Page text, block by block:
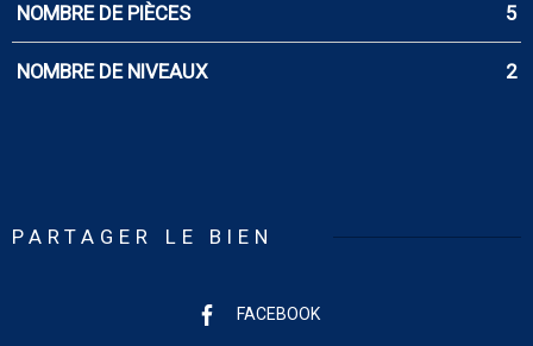
NOMBRE DE PIÈCES 5
NOMBRE DE NIVEAUX 2
PARTAGER LE BIEN
FACEBOOK